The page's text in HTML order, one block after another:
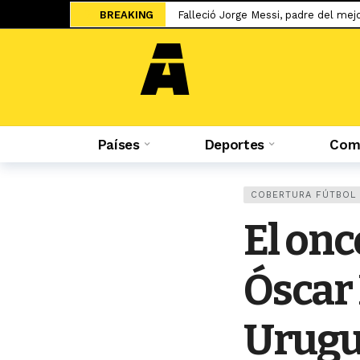
BREAKING Falleció Jorge Messi, padre del
Hicieron tablas: La ‘U’ empató en
River lo blindó con una cláusula
El UFC 331 tendrá la revancha del
Una final adelantada:
Islam Makhachev criticó
Jesús Castillo: «La ‘U’ ha
«No lo veo, en este momento…»:
Países Deportes
COBERTURA FÚTBOL
El